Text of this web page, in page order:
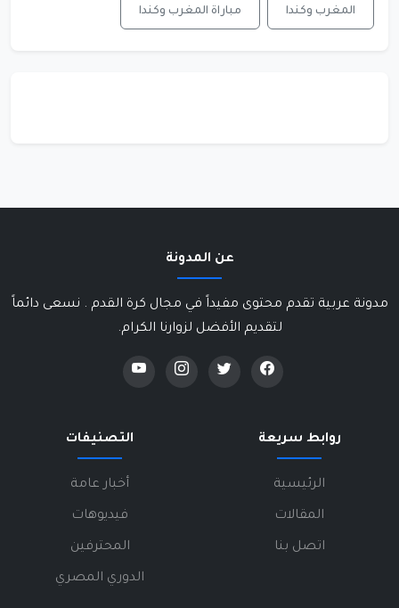
المغرب وكندا مباراة المغرب وكندا
عن المدونة
مدونة عربية تقدم محتوى مفيداً في مجال كرة القدم . نسعى دائماً
لتقديم الأفضل لزوارنا الكرام.
روابط سريعة
الرئيسية
المقالات
اتصل بنا
التصنيفات
أخبار عامة
فيديوهات
المحترفين
الدوري المصري